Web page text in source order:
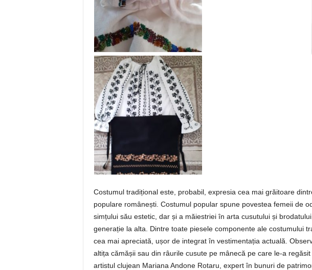
Costumul tradițional este, probabil, expresia cea mai grăitoare
populare românești. Costumul popular spune povestea femeii de
simțului său estetic, dar și a măiestriei în arta cusutului și
generație la alta. Dintre toate piesele componente ale costumului
cea mai apreciată, ușor de integrat în vestimentația actuală.
altița cămășii sau din râurile cusute pe mânecă pe care le-a
artistul clujean Mariana Andone Rotaru, expert în bunuri de